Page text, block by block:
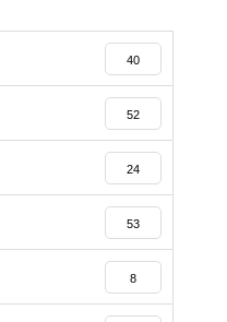
40
52
24
53
8